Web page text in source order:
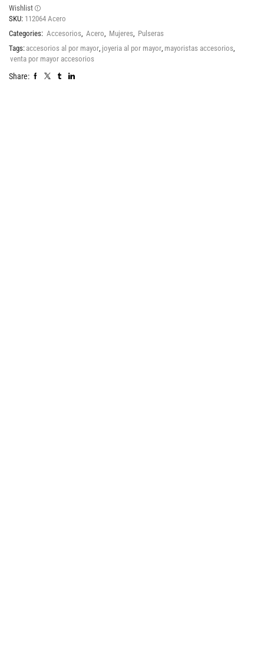
Wishlist
SKU: 112064 Acero
Categories: Accesorios Acero Mujeres Pulseras
Tags: accesorios al por mayor joyeria al por mayor mayoristas accesorios
venta por mayor accesorios
Share: